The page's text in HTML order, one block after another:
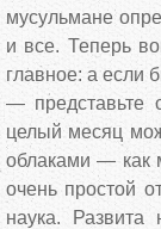
мусульмане
и все. Теперь
главное: а если
— представьте
целый месяц
облаками — как
очень простой
наука. Развита